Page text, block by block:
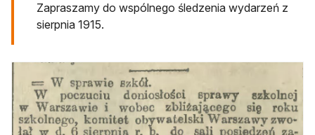
Zapraszamy do wspólnego śledzenia wydarzeń z
sierpnia 1915.